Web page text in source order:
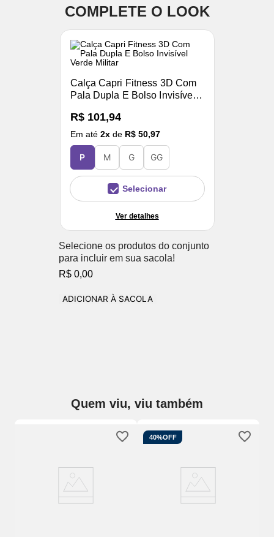
COMPLETE O LOOK
Calça Capri Fitness 3D Com
Pala Dupla E Bolso Invisível
R$ 101,94
Em até 2x de R$ 50,97
P M G GG
Selecionar
Ver detalhes
Selecione os produtos do conjunto
para incluir em sua sacola!
R$ 0,00
ADICIONAR À SACOLA
Quem viu, viu também
40%OFF